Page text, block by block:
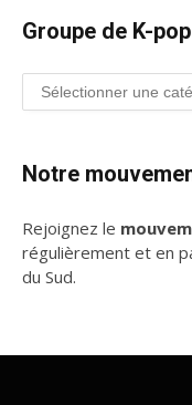
Groupe de K-pop
Groupe
de
Notre
Rejoignez le
régulièrement et en
du Sud.